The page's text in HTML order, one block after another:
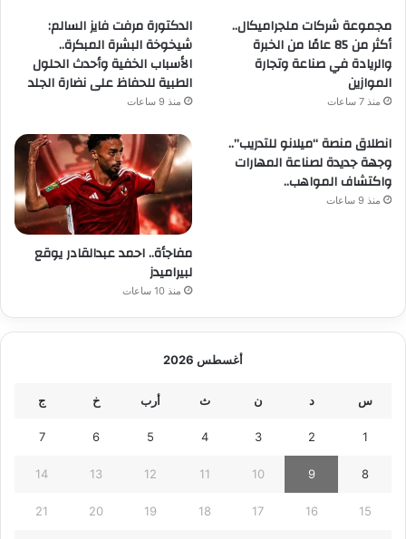
مجموعة شركات ملجراميكال..
أكثر من 85 عامًا من الخبرة
والريادة في صناعة وتجارة
الموازين
منذ 7 ساعات
الدكتورة مرفت فايز السالم:
شيخوخة البشرة المبكرة..
الأسباب الخفية وأحدث الحلول
الطبية للحفاظ على نضارة الجلد
منذ 9 ساعات
انطلاق منصة “ميلانو للتدريب”..
وجهة جديدة لصناعة المهارات
واكتشاف المواهب..
منذ 9 ساعات
مفاجأة.. احمد عبدالقادر يوقع
لبيراميدز
منذ 10 ساعات
أغسطس 2026
س د ن ث أرب خ ج
1
2
3
4
5
6
7
8
9
10
11
12
13
14
15
16
17
18
19
20
21